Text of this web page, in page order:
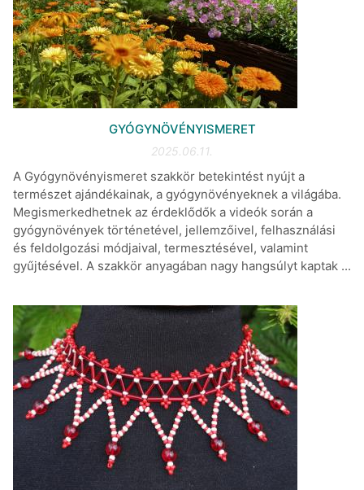
GYÓGYNÖVÉNYISMERET
2025.06.11.
A Gyógynövényismeret szakkör betekintést nyújt a
természet ajándékainak, a gyógynövényeknek a világába.
Megismerkedhetnek az érdeklődők a videók során a
gyógynövények történetével, jellemzőivel, felhasználási
és feldolgozási módjaival, termesztésével, valamint
gyűjtésével. A szakkör anyagában nagy hangsúlyt kaptak ...